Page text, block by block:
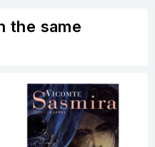
the same